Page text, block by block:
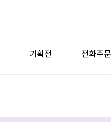
기획전 전화주문